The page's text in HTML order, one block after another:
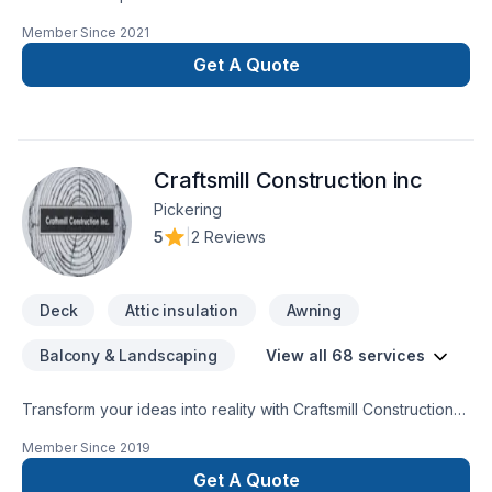
Member Since 2021
Get A Quote
Craftsmill Construction inc
Pickering
5
2 Reviews
Deck Attic insulation Awning
Balcony & Landscaping View all 68 services
Transform your ideas into reality with Craftsmill Construction
insulation, Bathroom, Cabinet, Carpenter, Caulking, Concrete,
Decking, Demolition, Drywall taping, Excavation, Exterior
Member Since 2019
Get A Quote